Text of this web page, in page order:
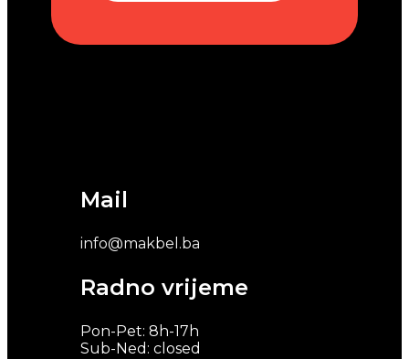
Mail
info@makbel.ba
Radno vrijeme
Pon-Pet: 8h-17h
Sub-Ned: closed